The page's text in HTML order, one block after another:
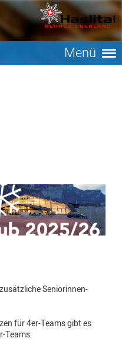
Menü
Seniorinnen-
für 4er-Teams gibt es
Teams.